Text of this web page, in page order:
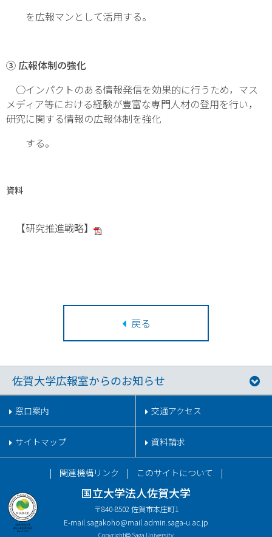
を広報マンとして活用する。
③ 広報体制の強化
○インパクトのある情報発信を効果的に行うため，マス
メディア等における経験が豊富な専門人材の登用を行い，
研究に関する情報の広報体制を強化
する。
資料
【研究推進戦略】
戻る
佐賀大学広報室からのお知らせ
窓口案内 交通アクセス
サイトマップ 資料請求
国立大学法人佐賀大学
〒840-8502 佐賀市本庄町1
E-mail. sagakoho@mail.admin.saga-u.ac.jp
関連機構リンク このサイトについて
Copyright Saga University